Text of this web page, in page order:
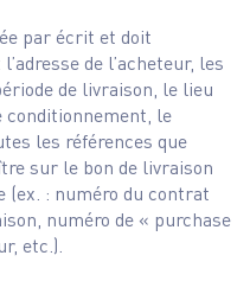
par écrit et doit
de l’acheteur, les
de livraison, le lieu
conditionnement, le
les références que
sur le bon de livraison
(ex. : numéro du contrat
numéro de « purchase
etc.).